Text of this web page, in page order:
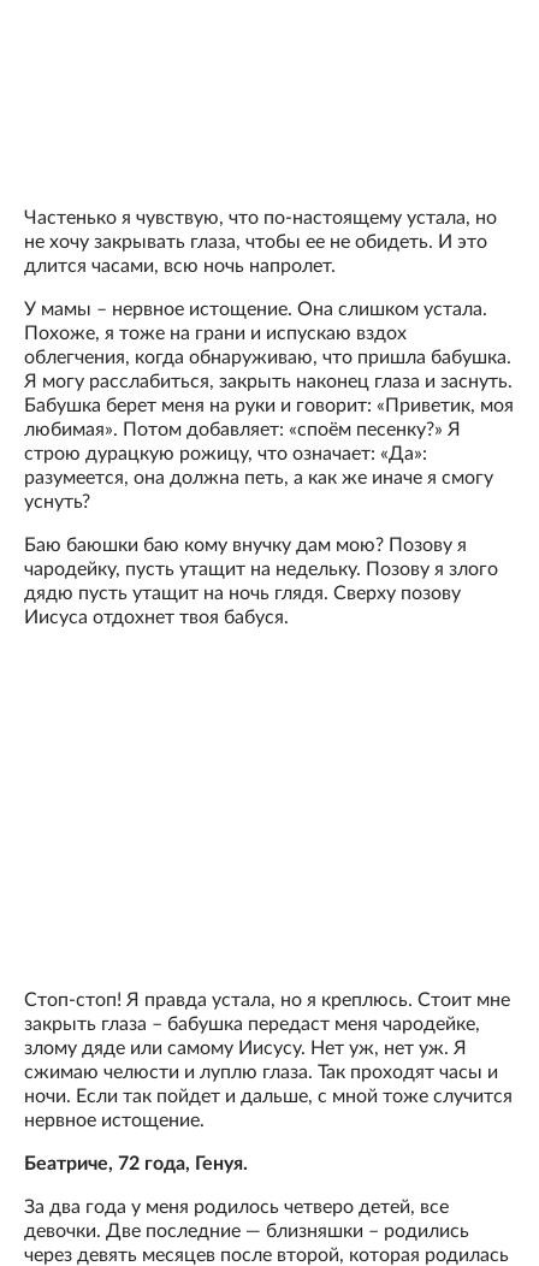
Частенько я чувствую, что по-настоящему устала, но
не хочу закрывать глаза, чтобы ее не обидеть. И это
длится часами, всю ночь напролет.
У мамы – нервное истощение. Она слишком устала.
Похоже, я тоже на грани и испускаю вздох
облегчения, когда обнаруживаю, что пришла бабушка.
Я могу расслабиться, закрыть наконец глаза и заснуть.
Бабушка берет меня на руки и говорит: «Приветик, моя
любимая». Потом добавляет: «споём песенку?» Я
строю дурацкую рожицу, что означает: «Да»:
разумеется, она должна петь, а как же иначе я смогу
уснуть?
Баю баюшки баю кому внучку дам мою? Позову я
чародейку, пусть утащит на недельку. Позову я злого
дядю пусть утащит на ночь глядя. Сверху позову
Иисуса отдохнет твоя бабуся.
Стоп-стоп! Я правда устала, но я креплюсь. Стоит мне
закрыть глаза – бабушка передаст меня чародейке,
злому дяде или самому Иисусу. Нет уж, нет уж. Я
сжимаю челюсти и луплю глаза. Так проходят часы и
ночи. Если так пойдет и дальше, с мной тоже случится
нервное истощение.
Беатриче, 72 года, Генуя.
За два года у меня родилось четверо детей, все
девочки. Две последние — близняшки – родились
через девять месяцев после второй, которая родилась